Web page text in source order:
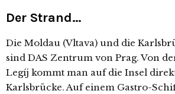
Der Strand…
Die Moldau (Vltava) und die
sind DAS Zentrum von Prag. Von
Legíj kommt man auf die Insel
Karlsbrücke. Auf einem Gastro-